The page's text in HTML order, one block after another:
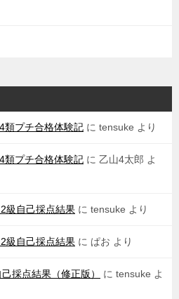
類プチ合格体験記 に tensuke より
類プチ合格体験記 に 乙山4太郎 よ
級自己採点結果 に tensuke より
級自己採点結果 に ぱお より
採点結果（修正版） に tensuke よ